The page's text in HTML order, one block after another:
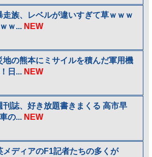
走族、レベルが違いすぎて草ｗｗｗ
ｗ... NEW
地の熊本にミサイルを積んだ軍用機
日... NEW
刊誌、好き放題書きまくる 高市早
の... NEW
メディアのF1記者たちの多くが